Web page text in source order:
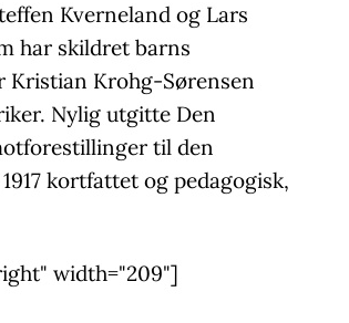
Kverneland og Lars
har skildret barns
Kristian Krohg-Sørensen
Nylig utgitte Den
til den
kortfattet og pedagogisk,
width="209"]